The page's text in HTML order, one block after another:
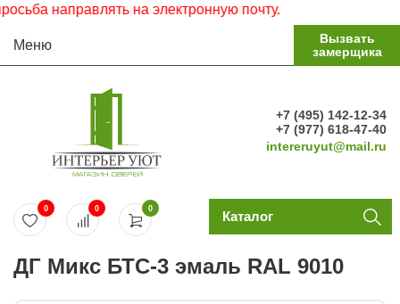
направлять на электронную почту.
Меню
Вызвать
замерщика
+7 (495) 142-12-34
+7 (977) 618-47-40
intereruyut@mail.ru
0
0 0 Каталог
ДГ Микс БТС-3 эмаль RAL 9010